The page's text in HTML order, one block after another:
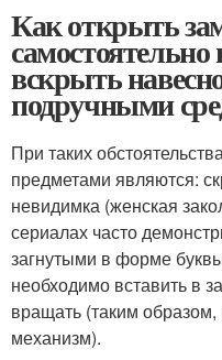
Как открыть
вскрыть
подручными
При таких
предметами являются:
невидимка (женская
сериалах часто
загнутыми в форме
необходимо вставить в
вращать (таким
механизм).